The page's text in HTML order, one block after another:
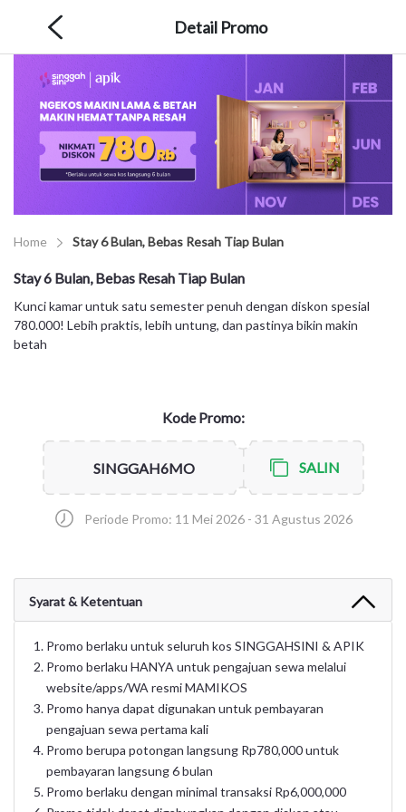
Detail Promo
Home Stay 6 Bulan, Bebas Resah Tiap Bulan
Stay 6 Bulan, Bebas Resah Tiap Bulan
Kunci kamar untuk satu semester penuh dengan diskon spesial
780.000! Lebih praktis, lebih untung, dan pastinya bikin makin
betah
Kode Promo:
SINGGAH6MO SALIN
Periode Promo: 11 Mei 2026 - 31 Agustus 2026
Syarat & Ketentuan
Promo berlaku untuk seluruh kos SINGGAHSINI & APIK
Promo berlaku HANYA untuk pengajuan sewa melalui
website/apps/WA resmi MAMIKOS
Promo hanya dapat digunakan untuk pembayaran
pengajuan sewa pertama kali
Promo berupa potongan langsung Rp780,000 untuk
pembayaran langsung 6 bulan
Promo berlaku dengan minimal transaksi Rp6,000,000